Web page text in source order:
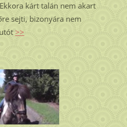
kárt talán nem akart
sejti, bizonyára nem
>>